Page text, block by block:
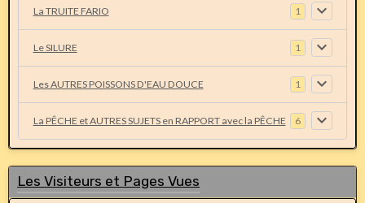
La TRUITE FARIO 1
Le SILURE 1
Les AUTRES POISSONS D'EAU DOUCE 1
La PÊCHE et AUTRES SUJETS en RAPPORT avec la PÊCHE 6
Les Visiteurs et Pages Vues